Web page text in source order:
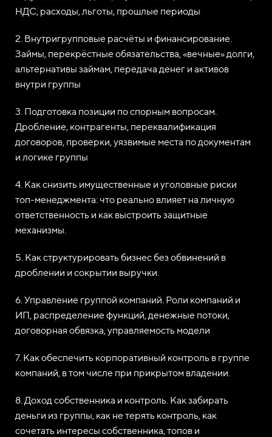
НДС, расходы, льготы, прошлые периоды
2. Внутригрупповые расчёты и финансирование.
Займы, перекрёстные обязательства, «вечные» долги,
альтернативы займам, передача денег и активов
внутри группы
3. Подготовка позиции по спорным вопросам.
Дробление, контрагенты, переквалификация
договоров, проверки, уязвимые места по документам
и логике группы
4. Как снизить имущественные и уголовные риски
топ-менеджмента: что реально влияет на личную
ответственность и как выстроить защитные
механизмы.
5. Как структурировать бизнес без обвинений в
дроблении и сокрытии выручки.
6. Управление группой компаний. Роли компаний и
ИП, распределение функций, денежные потоки,
договорная обвязка, управляемость модели
7. Как обеспечить корпоративный контроль в группе
компаний, в том числе при прикрытом владении.
8. Доход собственника и контроль. Как забирать
деньги из группы, как не терять контроль, как
сочетать интересы собственника, топов и